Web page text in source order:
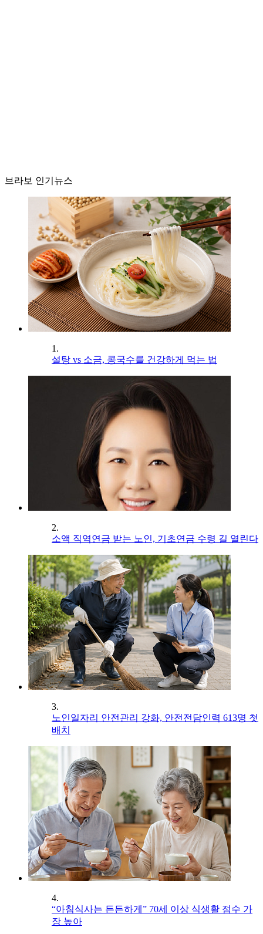
브라보 인기뉴스
1.
설탕 vs 소금, 콩국수를 건강하게 먹는 법
2.
소액 직역연금 받는 노인, 기초연금 수령 길 열린다
3.
노인일자리 안전관리 강화, 안전전담인력 613명 첫
배치
4.
“아침식사는 든든하게” 70세 이상 식생활 점수 가
장 높아